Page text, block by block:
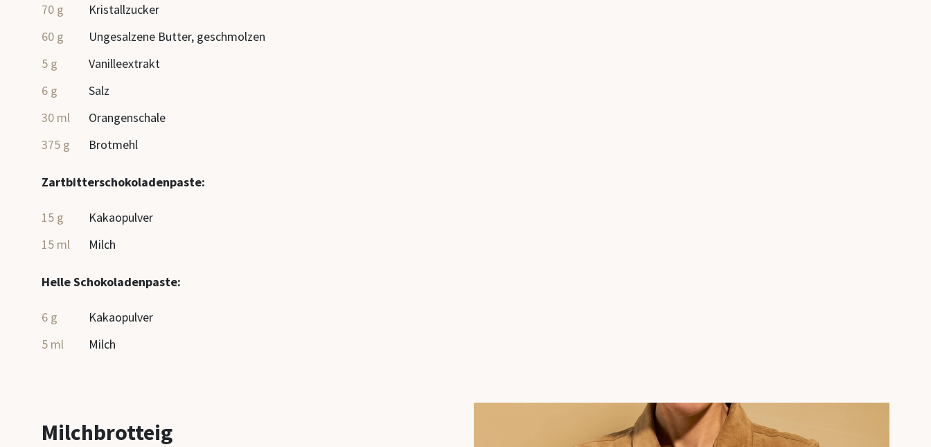
70 g
Kristallzucker
60 g
Ungesalzene Butter, geschmolzen
5 g
Vanilleextrakt
6 g
Salz
30 ml
Orangenschale
375 g
Brotmehl
Zartbitterschokoladenpaste:
15 g
Kakaopulver
15 ml
Milch
Helle Schokoladenpaste:
6 g
Kakaopulver
5 ml
Milch
Milchbrotteig